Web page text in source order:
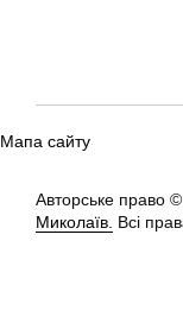
Мапа сайту
Авторське право
Миколаїв. Всі